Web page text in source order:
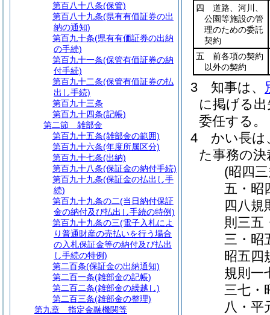
四 道路、河川、
公園等施設の管
理のための委託
契約
五 前各項の契約
以外の契約
3 知事は、
に掲げる
委任する。
4
かい長は
た事務の
(昭四
五・昭
四八規
則三五
三・昭
昭五四
規則一
三七・
八・平
第百八十八条(保管)
第百八十九条(県有有価証券の出
納の通知)
第百九十条(県有有価証券の出納
の手続)
第百九十一条(保管有価証券の納
付手続)
第百九十二条(保管有価証券の払
出し手続)
第百九十三条
第百九十四条(記帳)
第二節
雑部金
第百九十五条(雑部金の範囲)
第百九十六条(年度所属区分)
第百九十七条(出納)
第百九十八条(保証金の納付手続)
第百九十九条(保証金の払出し手
続)
第百九十九条の二(当日納付保証
金の納付及び払出し手続の特例)
第百九十九条の三(電子入札によ
り普通財産の売払いを行う場合
の入札保証金等の納付及び払出
し手続の特例)
第二百条(保証金の出納通知)
第二百一条(雑部金の記帳)
第二百二条(雑部金の繰越し)
第二百三条(雑部金の整理)
第九章
指定金融機関等